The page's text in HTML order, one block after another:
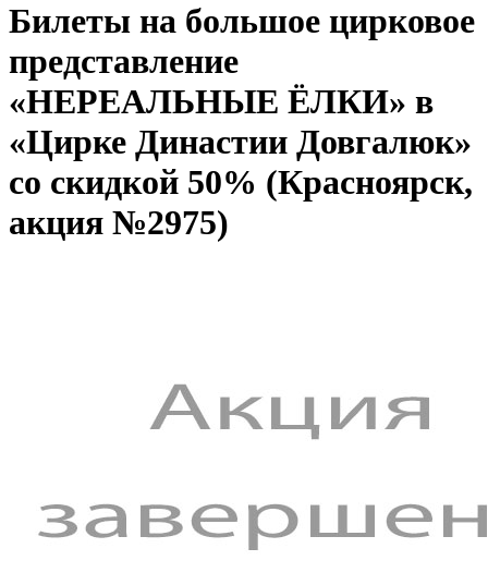
Билеты на большое цирковое
представление
«НЕРЕАЛЬНЫЕ ЁЛКИ» в
«Цирке Династии Довгалюк»
со скидкой 50% (Красноярск,
акция №2975)